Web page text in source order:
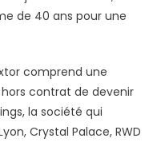
de 40 ans pour une
comprend une
contrat de devenir
la société qui
Crystal Palace, RWD